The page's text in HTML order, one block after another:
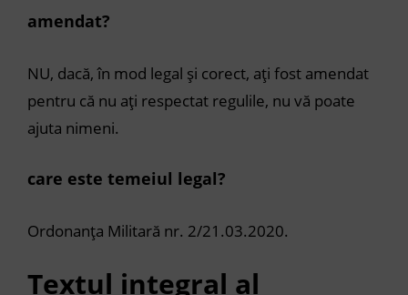
amendat?
NU, dacă, în mod legal și corect, ați fost amendat
pentru că nu ați respectat regulile, nu vă poate
ajuta nimeni.
care este temeiul legal?
Ordonanța Militară nr. 2/21.03.2020.
Textul integral al